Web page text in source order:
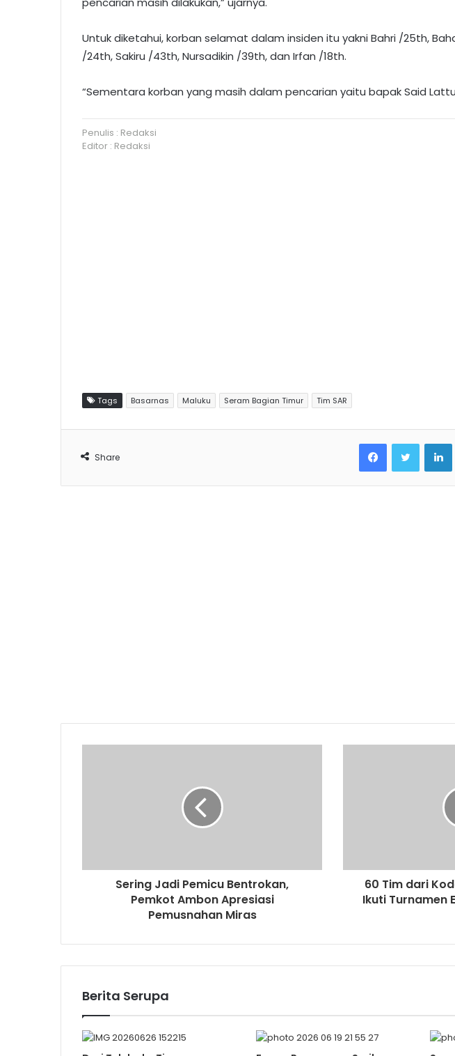
Untuk diketahui, korban selamat dalam insiden itu yakni Bahri /25th,
/24th, Sakiru /43th, Nursadikin /39th, dan Irfan /18th.
“Sementara korban yang masih dalam pencarian yaitu bapak Said
Penulis : Redaksi
Editor : Redaksi
Tags Basarnas Maluku Seram Bagian Timur Tim SAR
Share
Sering Jadi Pemicu Bentrokan,
Pemkot Ambon Apresiasi
Pemusnahan Miras
60 Tim dari
Ikuti Turnamen
Berita Serupa